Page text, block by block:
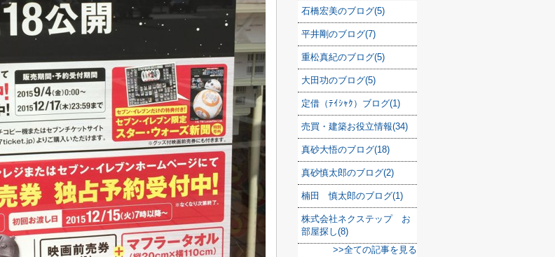
石橋宏美のブログ(5)
平井剛のブログ(7)
重松真紀のブログ(5)
大田功のブログ(5)
定借（ﾃｲｼｬｸ）ブログ(1)
売買・建築お役立情報(34)
真砂大悟のブログ(18)
真砂慎太郎のブログ(2)
楠田 慎太郎のブログ(1)
株式会社ネクステップ お
部屋探し(8)
>>全ての記事を見る